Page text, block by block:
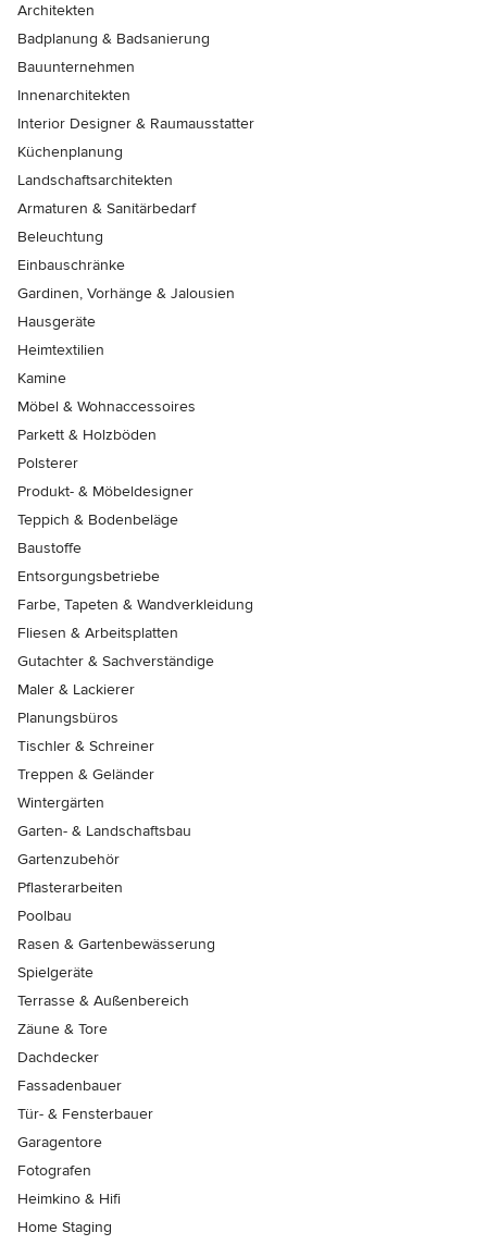
Architekten
Badplanung & Badsanierung
Bauunternehmen
Innenarchitekten
Interior Designer & Raumausstatter
Küchenplanung
Landschaftsarchitekten
Armaturen & Sanitärbedarf
Beleuchtung
Einbauschränke
Gardinen, Vorhänge & Jalousien
Hausgeräte
Heimtextilien
Kamine
Möbel & Wohnaccessoires
Parkett & Holzböden
Polsterer
Produkt- & Möbeldesigner
Teppich & Bodenbeläge
Baustoffe
Entsorgungsbetriebe
Farbe, Tapeten & Wandverkleidung
Fliesen & Arbeitsplatten
Gutachter & Sachverständige
Maler & Lackierer
Planungsbüros
Tischler & Schreiner
Treppen & Geländer
Wintergärten
Garten- & Landschaftsbau
Gartenzubehör
Pflasterarbeiten
Poolbau
Rasen & Gartenbewässerung
Spielgeräte
Terrasse & Außenbereich
Zäune & Tore
Dachdecker
Fassadenbauer
Tür- & Fensterbauer
Garagentore
Fotografen
Heimkino & Hifi
Home Staging